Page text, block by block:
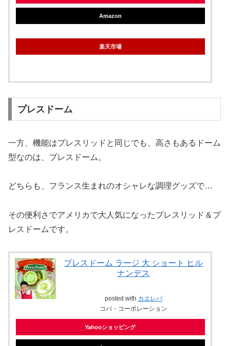
Amazon
楽天市場
プレスドーム
一方、機能はプレスリッドと同じでも、高さもあるドーム
型なのは、プレスドーム。
どちらも、フランス生まれのオシャレな調理グッズで…
その便利さでアメリカで大人気になったプレスリッド＆プ
レスドームです。
プレスドーム ラージ 大 ショート ヒル
ナンデス
posted with カエレバ
コパ・コーポレーション
Yahooショッピング